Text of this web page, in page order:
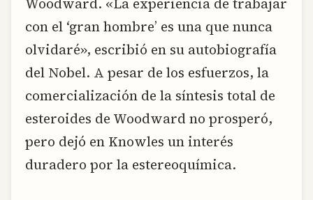
Woodward. «La experiencia de trabajar
con el ‘gran hombre’ es una que nunca
olvidaré», escribió en su autobiografía
del Nobel. A pesar de los esfuerzos, la
comercialización de la síntesis total de
esteroides de Woodward no prosperó,
pero dejó en Knowles un interés
duradero por la estereoquímica.